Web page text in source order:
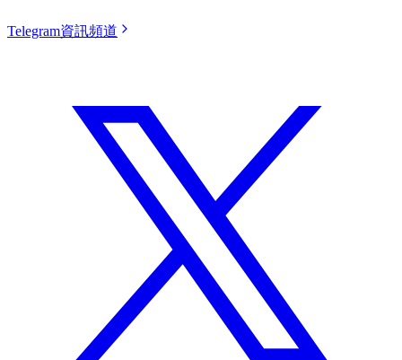
Telegram資訊頻道